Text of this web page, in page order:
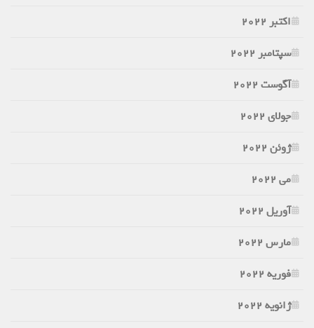
اکتبر 2022
سپتامبر 2022
آگوست 2022
جولای 2022
ژوئن 2022
می 2022
آوریل 2022
مارس 2022
فوریه 2022
ژانویه 2022